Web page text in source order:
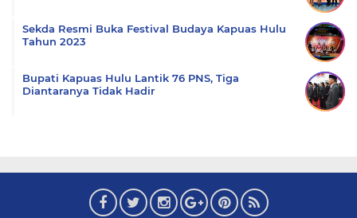
Sekda Resmi Buka Festival Budaya Kapuas Hulu
Tahun 2023
Bupati Kapuas Hulu Lantik 76 PNS, Tiga
Diantaranya Tidak Hadir